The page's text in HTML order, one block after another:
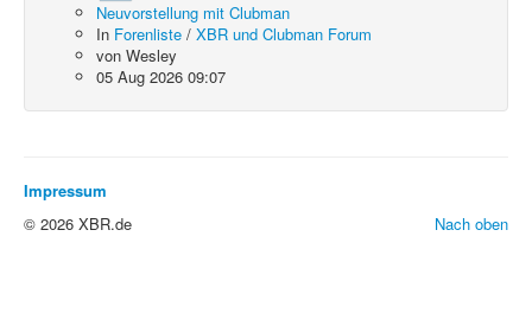
Neuvorstellung mit Clubman
In Forenliste / XBR und Clubman Forum
von Wesley
05 Aug 2026 09:07
Impressum
Nach oben
© 2026 XBR.de